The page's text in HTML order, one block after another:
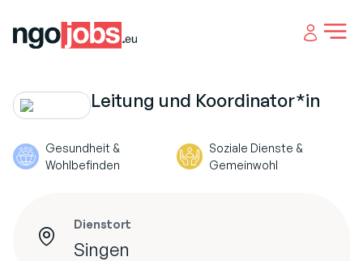
Open
Leitung und Koordinator*in
Gesundheit &
Wohlbefinden
Soziale Dienste &
Gemeinwohl
Dienstort
Singen